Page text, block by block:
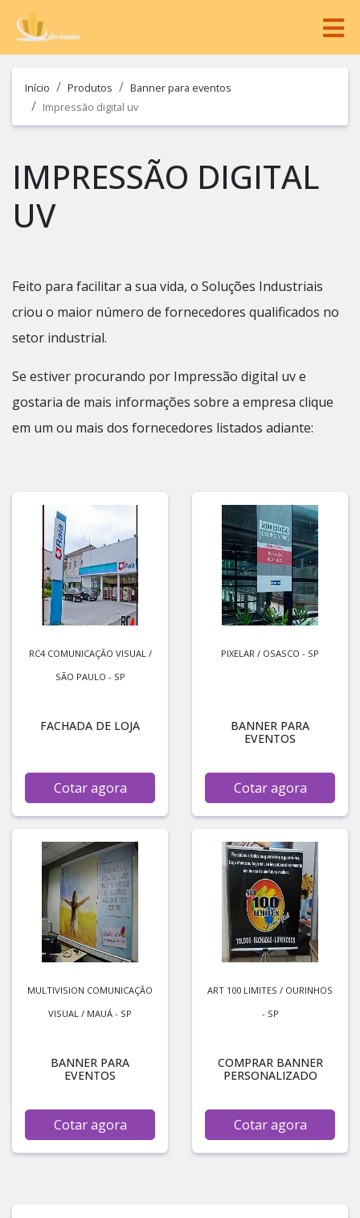
Início Produtos
Banner para eventos
Impressão digital uv
IMPRESSÃO DIGITAL
UV
Feito para facilitar a sua vida, o Soluções Industriais
criou o maior número de fornecedores qualificados no
setor industrial.
Se estiver procurando por Impressão digital uv e
gostaria de mais informações sobre a empresa clique
em um ou mais dos fornecedores listados adiante:
RC4 COMUNICAÇÃO VISUAL /
SÃO PAULO - SP
FACHADA DE LOJA
Cotar agora
PIXELAR / OSASCO - SP
BANNER PARA
EVENTOS
Cotar agora
MULTIVISION COMUNICAÇÃO
VISUAL / MAUÁ - SP
BANNER PARA
EVENTOS
Cotar agora
ART 100 LIMITES / OURINHOS
- SP
COMPRAR BANNER
PERSONALIZADO
Cotar agora